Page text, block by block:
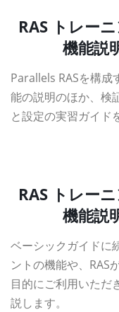
RAS トレー
機能説
Parallels RASを構成
能の説明のほか、検
と設定の実習ガイド
RAS トレー
機能説
ベーシックガイドに
ントの機能や、RAS
目的にご利用いただ
説します。